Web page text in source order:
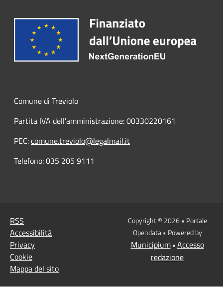
Comune di Treviolo
Partita IVA dell'amministrazione: 00330220161
PEC:comune.treviolo@legalmail.it
Telefono:035 205 9111
RSS
Accessibilità
Privacy
Cookie
Mappa del sito
Copyright © 2026 • Portale
Opendata • Powered by
Municipium• Accesso
redazione